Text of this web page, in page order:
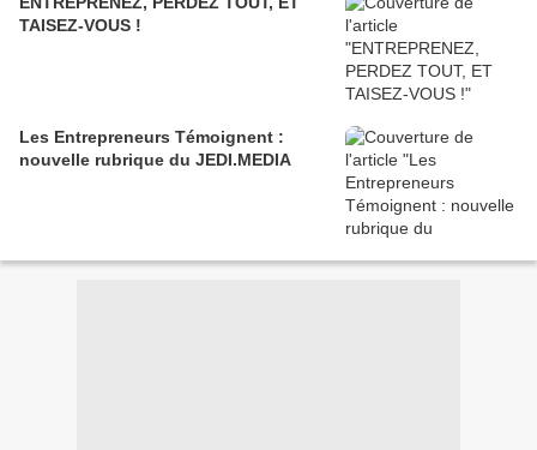
TAISEZ-VOUS !
Les Entrepreneurs Témoignent :
nouvelle rubrique du JEDI.MEDIA